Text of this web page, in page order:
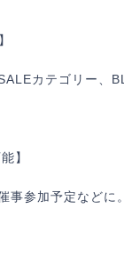
カテゴリー、
】
事参加予定などに。
「支払いを確